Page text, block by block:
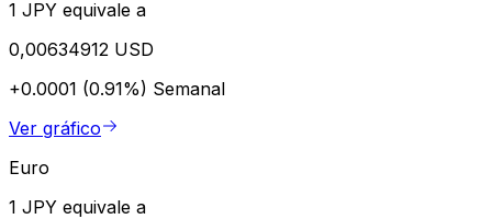
1 JPY equivale a
0,00634912 USD
+0.0001 (0.91%) Semanal
Ver gráfico
Euro
1 JPY equivale a